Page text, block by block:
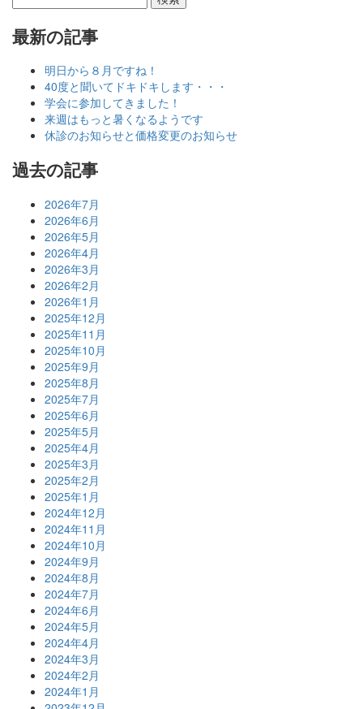
最新の記事
明日から８月ですね！
40度と聞いてドキドキします・・・
学会に参加してきました！
来週はもっと暑くなるようです
休診のお知らせと価格変更のお知らせ
過去の記事
2026年7月
2026年6月
2026年5月
2026年4月
2026年3月
2026年2月
2026年1月
2025年12月
2025年11月
2025年10月
2025年9月
2025年8月
2025年7月
2025年6月
2025年5月
2025年4月
2025年3月
2025年2月
2025年1月
2024年12月
2024年11月
2024年10月
2024年9月
2024年8月
2024年7月
2024年6月
2024年5月
2024年4月
2024年3月
2024年2月
2024年1月